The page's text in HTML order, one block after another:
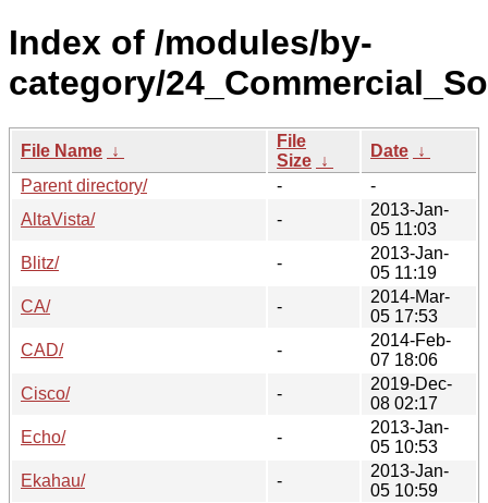
Index of /modules/by-
category/
File Name ↓
File
Size ↓
Date ↓
Parent directory/
-
-
AltaVista/
-
2013-Jan-
05 11:03
Blitz/
-
2013-Jan-
05 11:19
CA/
-
2014-Mar-
05 17:53
CAD/
-
2014-Feb-
07 18:06
Cisco/
-
2019-Dec-
08 02:17
Echo/
-
2013-Jan-
05 10:53
Ekahau/
-
2013-Jan-
05 10:59